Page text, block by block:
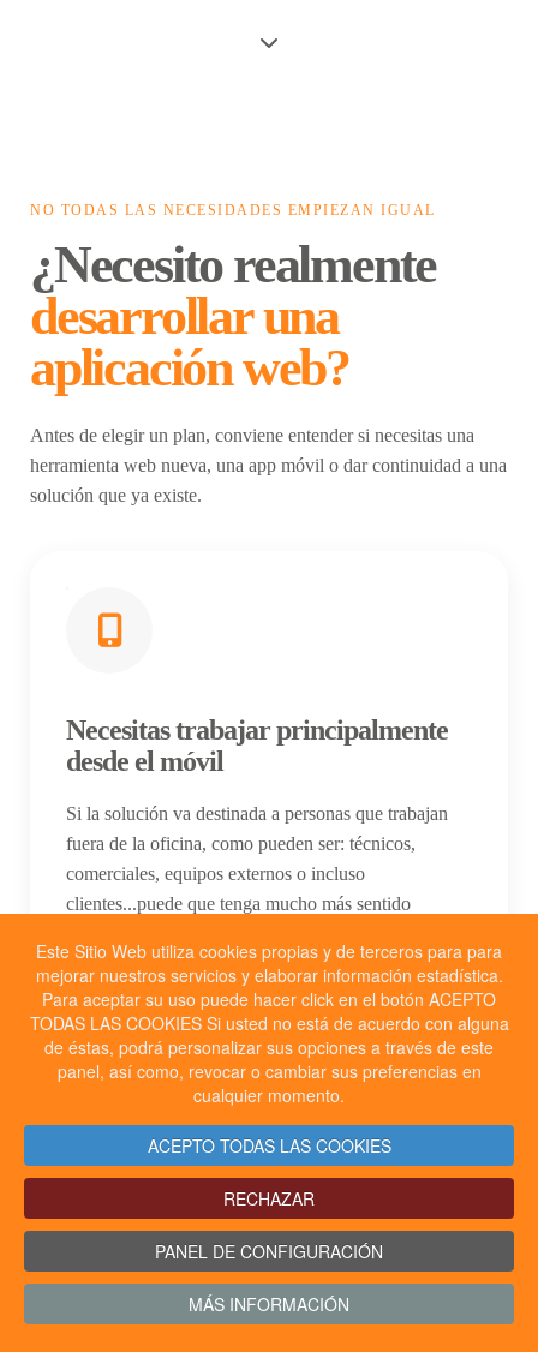
Este Sitio Web utiliza cookies propias y de terceros para para
mejorar nuestros servicios y elaborar información estadística.
Para aceptar su uso puede hacer click en el botón ACEPTO
TODAS LAS COOKIES Si usted no está de acuerdo con alguna
de éstas, podrá personalizar sus opciones a través de este
panel, así como, revocar o cambiar sus preferencias en
cualquier momento.
ACEPTO TODAS LAS COOKIES
RECHAZAR
PANEL DE CONFIGURACIÓN
MÁS INFORMACIÓN
NO TODAS LAS NECESIDADES EMPIEZAN IGUAL
¿Necesito realmente
desarrollar una
aplicación web?
Antes de elegir un plan, conviene entender si necesitas una
herramienta web nueva, una app móvil o dar continuidad a una
solución que ya existe.
Necesitas trabajar principalmente
desde el móvil
Si la solución va destinada a personas que trabajan
fuera de la oficina, como pueden ser: técnicos,
comerciales, equipos externos o incluso
clientes...puede que tenga mucho más sentido
La clave antes de seleccionar la tecnología, es
entender dónde y de que manera se va a usar.
Ver desarrollo de apps móviles